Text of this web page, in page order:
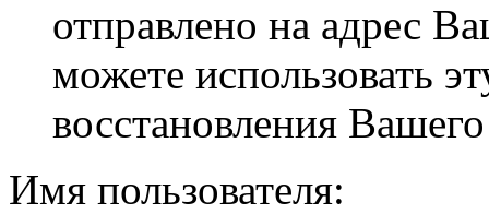
отправлено на адрес
можете использовать
восстановления
Имя пользователя: